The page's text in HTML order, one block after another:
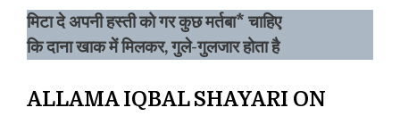
मिटा दे अपनी हस्ती को गर कुछ मर्तबा* चाहिए
कि दाना खाक में मिलकर, गुले-गुलजार होता है
ALLAMA IQBAL SHAYARI ON